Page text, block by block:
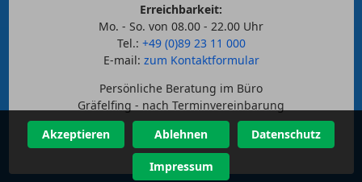
Erreichbarkeit:
Mo. - So. von 08.00 - 22.00 Uhr
Tel.: +49 (0)89 23 11 000
E-mail: zum Kontaktformular
Persönliche Beratung im Büro
Gräfelfing - nach Terminvereinbarung
Akzeptieren Ablehnen Datenschutz
Impressum